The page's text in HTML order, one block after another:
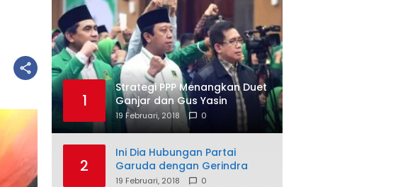
1
Strategi PPP Menangkan Duet
Ganjar dan Gus Yasin
19 Februari, 2018 0
2
Ini Dia Hubungan Partai
Garuda dengan Gerindra
19 Februari, 2018 0